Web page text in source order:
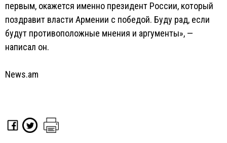
первым, окажется именно президент России, который
поздравит власти Армении с победой. Буду рад, если
будут противоположные мнения и аргументы», —
написал он.
News.am